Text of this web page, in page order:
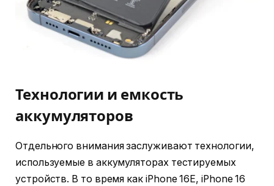
Технологии и емкость
аккумуляторов
Отдельного внимания заслуживают технологии,
используемые в аккумуляторах тестируемых
устройств. В то время как iPhone 16E, iPhone 16